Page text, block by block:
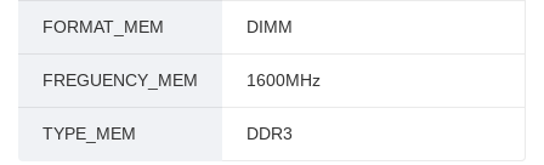
FORMAT_MEM DIMM
FREGUENCY_MEM 1600MHz
TYPE_MEM DDR3